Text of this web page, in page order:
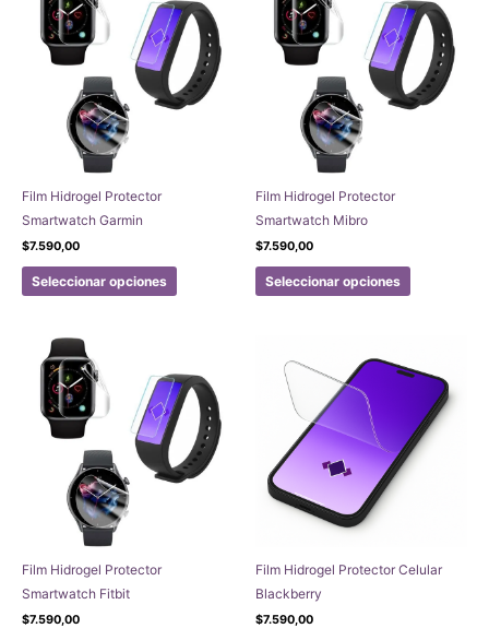
Film Hidrogel Protector
Smartwatch Garmin
$7.590,00
Seleccionar opciones
Este
producto
Las
opciones
pueden
elegir
Film Hidrogel Protector
Smartwatch Mibro
$7.590,00
Seleccionar opciones
Este
producto
variantes.
opciones
se
pueden
Film Hidrogel Protector
Smartwatch Fitbit
$7.590,00
Film Hidrogel Protector Celular
Blackberry
$7.590,00